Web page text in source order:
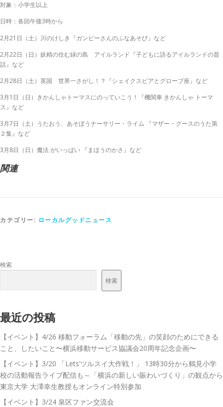
対象：小学生以上
日時：各回午後3時から
2月21日（土）川のけしき『ガンピーさんのふなあそび』など
2月22日（日）妖精の住む緑の島 アイルランド『子どもに語るアイルランドの昔
話』など
2月28日（土）英国 世界一さがし！？『シェイクスピアとグローブ座』など
3月1日（日）きかんしゃトーマスにのっていこう！『機関車 きかんしゃ トーマ
ス』など
3月7日（土）うたおう、あそぼうナーサリー・ライム 『マザー・グースのうた第
２集』など
3月8日（日）魔法 がいっぱい 『まほうのかさ』など
関連
カテゴリー: ローカルグッドニュース
検索
検索
最近の投稿
【イベント】4/26 移動フォーラム「移動の先」の笑顔のためにできる
こと、したいこと〜横浜移動サービス協議会20周年記念企画〜
【イベント】3/20 「Lets’ツルスイ大作戦！」 13時30分から鶴見小学
校の活動報告ライブ配信も～「横浜の新しい賑わいづくり」の観点から
東京大学 大澤幸生教授もオンライン特別参加
【イベント】3/24 泉区ファン交流会